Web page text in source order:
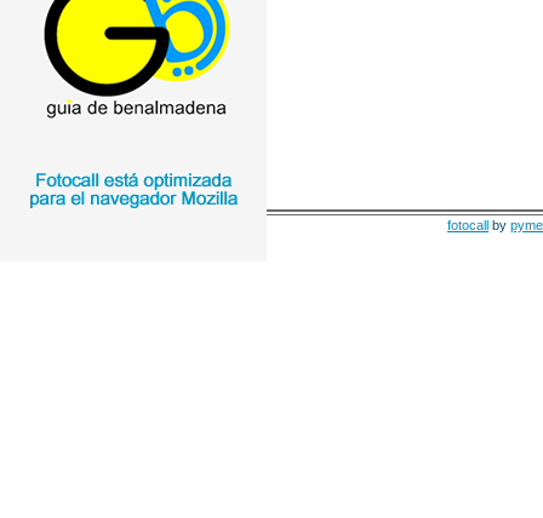
fotocall by